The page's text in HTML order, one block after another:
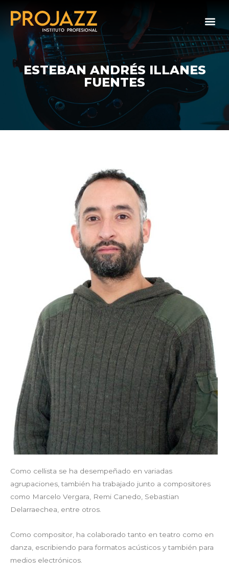
ESTEBAN ANDRÉS ILLANES
FUENTES
Como cellista se ha desempeñado en variadas
agrupaciones, también ha trabajado junto a compositores
como Marcelo Vergara, Remi Canedo, Sebastian
Delarraechea, entre otros.
Como compositor, ha colaborado tanto en teatro como en
danza, escribiendo para formatos acústicos y también para
medios electrónicos.